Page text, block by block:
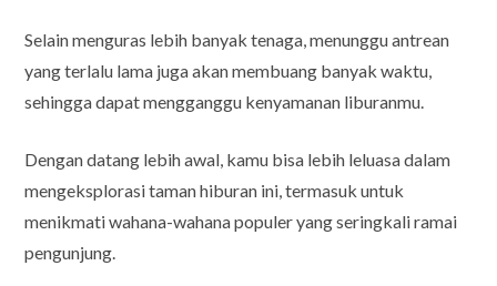
Selain menguras lebih banyak tenaga, menunggu antrean
yang terlalu lama juga akan membuang banyak waktu,
sehingga dapat mengganggu kenyamanan liburanmu.
Dengan datang lebih awal, kamu bisa lebih leluasa dalam
mengeksplorasi taman hiburan ini, termasuk untuk
menikmati wahana-wahana populer yang seringkali ramai
pengunjung.